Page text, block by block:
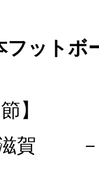
フットボ
１節】
滋賀